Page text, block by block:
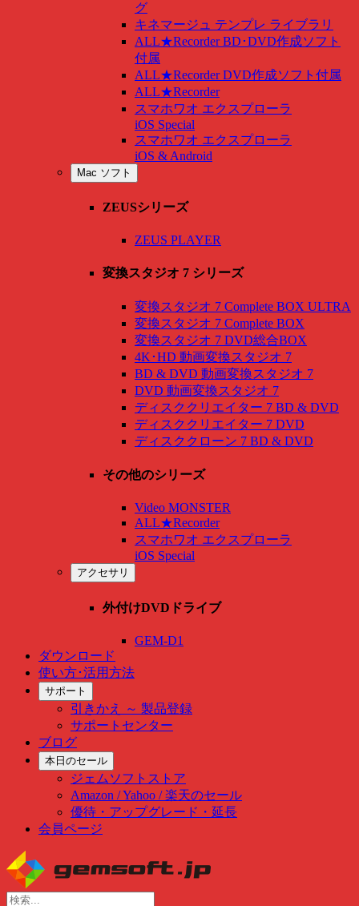
グ
キネマージュ テンプレ ライブラリ
ALL★Recorder BD･DVD作成ソフト
付属
ALL★Recorder DVD作成ソフト付属
ALL★Recorder
スマホワオ エクスプローラ
iOS Special
スマホワオ エクスプローラ
iOS & Android
Mac ソフト
ZEUSシリーズ
ZEUS PLAYER
変換スタジオ 7 シリーズ
変換スタジオ 7 Complete BOX ULTRA
変換スタジオ 7 Complete BOX
変換スタジオ 7 DVD総合BOX
4K･HD 動画変換スタジオ 7
BD & DVD 動画変換スタジオ 7
DVD 動画変換スタジオ 7
ディスククリエイター 7 BD & DVD
ディスククリエイター 7 DVD
ディスククローン 7 BD & DVD
その他のシリーズ
Video MONSTER
ALL★Recorder
スマホワオ エクスプローラ
iOS Special
アクセサリ
外付けDVDドライブ
GEM-D1
ダウンロード
使い方･活用方法
サポート
引きかえ ～ 製品登録
サポートセンター
ブログ
本日のセール
ジェムソフトストア
Amazon / Yahoo / 楽天のセール
優待・アップグレード・延長
会員ページ
Skip
to
content
検